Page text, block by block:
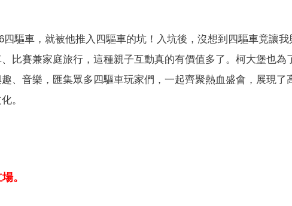
驅車，就被他推入四驅車的坑！入坑後，沒想到四驅車竟讓我
比賽兼家庭旅行，這種親子互動真的有價值多了。柯大堡也為
、音樂，匯集眾多四驅車玩家們，一起齊聚熱血盛會，展現了
。
。